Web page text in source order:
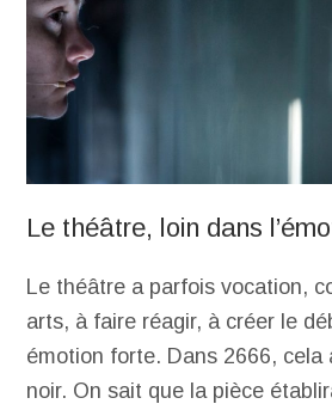
Le théâtre, loin dans
Le théâtre a parfois vocation,
arts, à faire réagir, à créer le
émotion forte. Dans 2666, cela
noir. On sait que la pièce